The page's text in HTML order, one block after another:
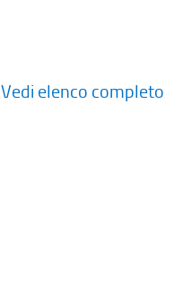
Vedi elenco completo